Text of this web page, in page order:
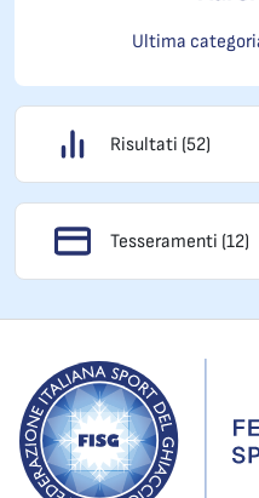
Ultima
Risultati (52)
Tesseramenti (12)